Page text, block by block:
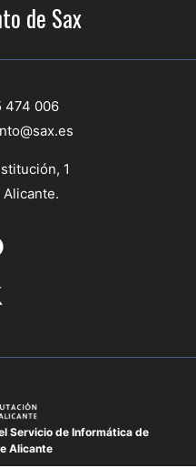
de Sax
474 006
1
Servicio de Informática de
Alicante